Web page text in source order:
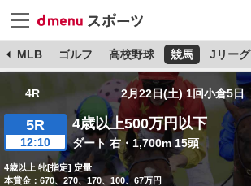
MLB ゴルフ 高校野球 競馬 Jリーグ
4R 2月22日(土) 1回小倉5日
5R
12:10
4歳以上500万円以下
ダート 右・1,700m 15頭
4歳以上 牝[指定] 定量
本賞金：670、270、170、100、67万円